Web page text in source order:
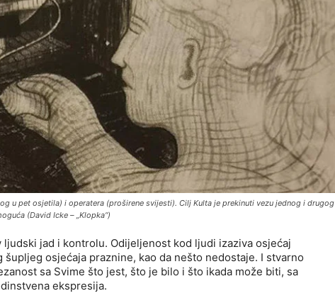
u pet osjetila) i operatera (proširene svijesti). Cilj Kulta je prekinuti vezu jednog i drugog
(David Icke – „Klopka“)
jad i kontrolu. Odijeljenost kod ljudi izaziva osjećaj
šupljeg osjećaja praznine, kao da nešto nedostaje. I stvarno
sa Svime što jest, što je bilo i što ikada može biti, sa
ekspresija.